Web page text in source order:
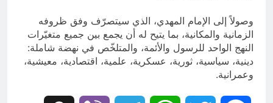
وصولاً إلى الإمام المهدي، الذي سيتصرّف وفق ظروفه
الزمانية والمكانية، بما يتيح له أن يجمع بين جميع متغيّرات
النهج الواحد للرسول والأئمة، والمتلخّص في نهضة شاملة:
دينية، سياسية، ثورية، عسكرية، علمية، اقتصادية، معيشية،
وعمرانية.